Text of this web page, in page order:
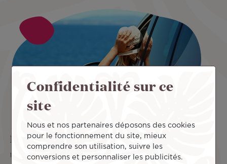
Réserver une voiture de location ou un
transfert
Confidentialité sur ce
site
Nous et nos partenaires déposons des cookies
pour le fonctionnement du site, mieux
comprendre son utilisation, suivre les
conversions et personnaliser les publicités.